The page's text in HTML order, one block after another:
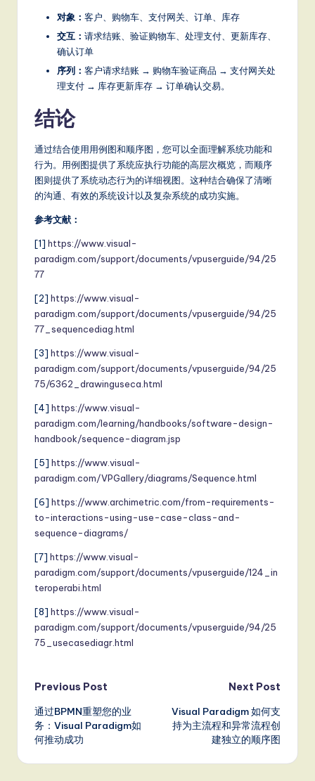
对象： 客户、购物车、支付网关、订单、库存
交互： 请求结账、验证购物车、处理支付、更新库存、
确认订单
序列： 客户请求结账 → 购物车验证商品 → 支付网关处
理支付 → 库存更新库存 → 订单确认交易。
结论
通过结合使用用例图和顺序图，您可以全面理解系统功能和
行为。用例图提供了系统应执行功能的高层次概览，而顺序
图则提供了系统动态行为的详细视图。这种结合确保了清晰
的沟通、有效的系统设计以及复杂系统的成功实施。
参考文献：
[1] https://www.visual-
paradigm.com/support/documents/vpuserguide/94/25
77
[2] https://www.visual-
paradigm.com/support/documents/vpuserguide/94/25
77_sequencediag.html
[3] https://www.visual-
paradigm.com/support/documents/vpuserguide/94/25
75/6362_drawinguseca.html
[4] https://www.visual-
paradigm.com/learning/handbooks/software-design-
handbook/sequence-diagram.jsp
[5] https://www.visual-
paradigm.com/VPGallery/diagrams/Sequence.html
[6] https://www.archimetric.com/from-requirements-
to-interactions-using-use-case-class-and-
sequence-diagrams/
[7] https://www.visual-
paradigm.com/support/documents/vpuserguide/124_in
teroperabi.html
[8] https://www.visual-
paradigm.com/support/documents/vpuserguide/94/25
75_usecasediagr.html
Post
navigation
Previous Post
通过BPMN重塑您的业
务：Visual Paradigm如
何推动成功
Next Post
Visual Paradigm 如何支
持为主流程和异常流程创
建独立的顺序图